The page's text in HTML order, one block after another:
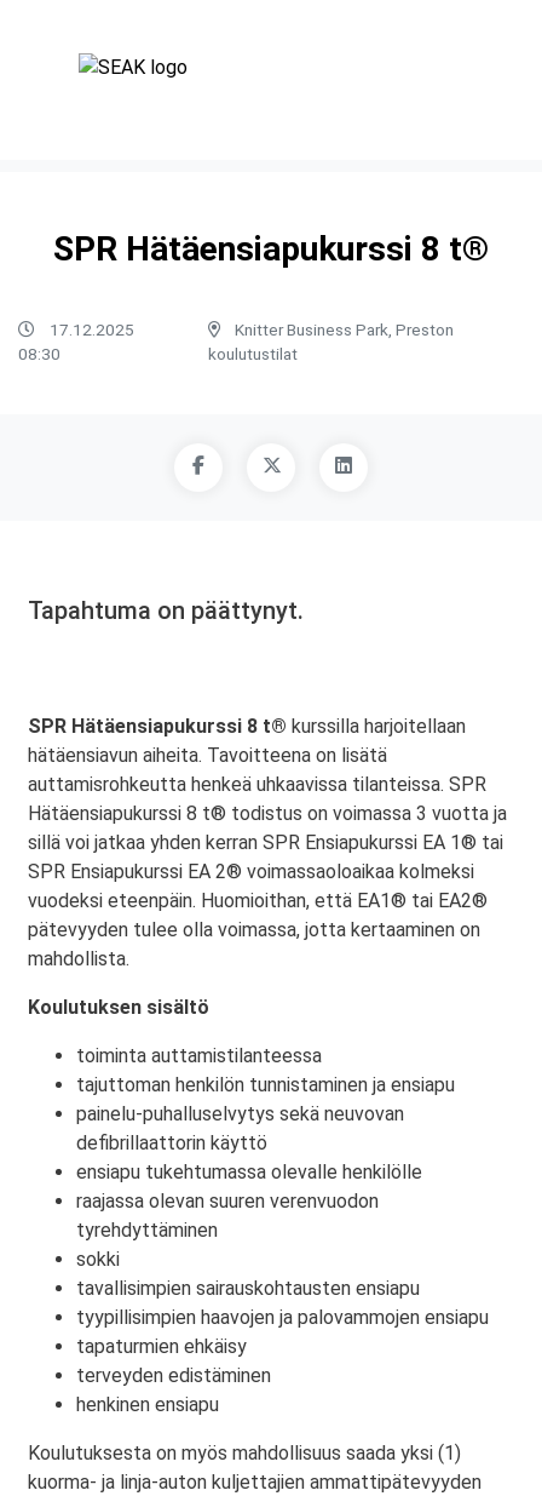
SPR Hätäensiapukurssi 8 t®
17.12.2025
08:30
Knitter Business Park, Preston
koulutustilat
Tapahtuma on päättynyt.
SPR Hätäensiapukurssi 8 t® kurssilla harjoitellaan
hätäensiavun aiheita. Tavoitteena on lisätä
auttamisrohkeutta henkeä uhkaavissa tilanteissa. SPR
Hätäensiapukurssi 8 t® todistus on voimassa 3 vuotta ja
sillä voi jatkaa yhden kerran SPR Ensiapukurssi EA 1® tai
SPR Ensiapukurssi EA 2® voimassaoloaikaa kolmeksi
vuodeksi eteenpäin. Huomioithan, että EA1® tai EA2®
pätevyyden tulee olla voimassa, jotta kertaaminen on
mahdollista.
Koulutuksen sisältö
toiminta auttamistilanteessa
tajuttoman henkilön tunnistaminen ja ensiapu
painelu-puhalluselvytys sekä neuvovan
defibrillaattorin käyttö
ensiapu tukehtumassa olevalle henkilölle
raajassa olevan suuren verenvuodon
tyrehdyttäminen
sokki
tavallisimpien sairauskohtausten ensiapu
tyypillisimpien haavojen ja palovammojen ensiapu
tapaturmien ehkäisy
terveyden edistäminen
henkinen ensiapu
Koulutuksesta on myös mahdollisuus saada yksi (1)
kuorma- ja linja-auton kuljettajien ammattipätevyyden